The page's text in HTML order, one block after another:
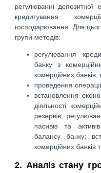
регулюванні депозитної
кредитування
господарювання. Для
групи методів:
регулювання
банку з
комерційних банків;
проведення
встановлення
діяльності
резервів;
пасивів та
балансу банку;
комерційних банків
2. Аналіз стану